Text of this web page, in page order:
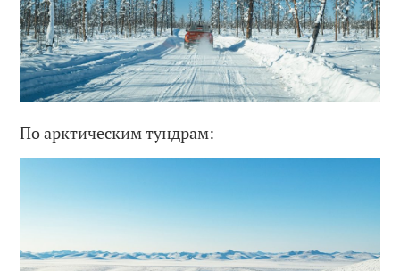
По арктическим тундрам: